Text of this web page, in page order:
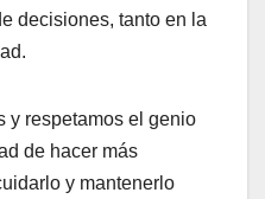
decisiones, tanto en la
y respetamos el genio
de hacer más
y mantenerlo